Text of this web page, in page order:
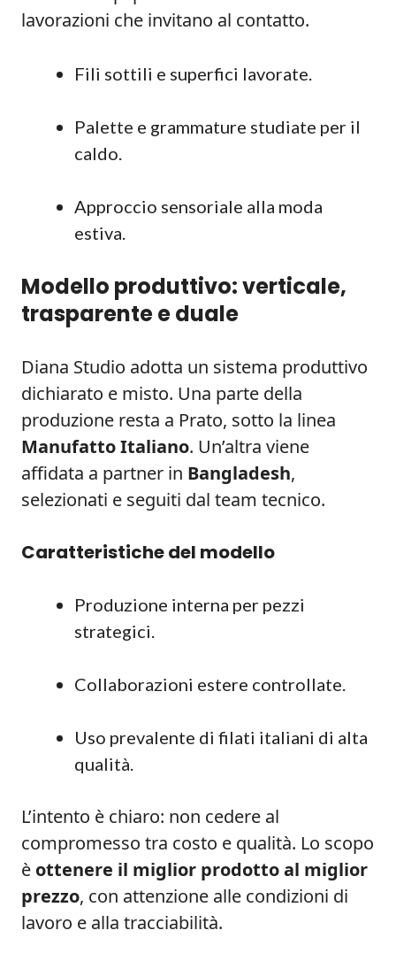
lavorazioni che invitano al contatto.
Fili sottili e superfici lavorate.
Palette e grammature studiate per il
caldo.
Approccio sensoriale alla moda
estiva.
Modello produttivo: verticale,
trasparente e duale
Diana Studio adotta un sistema produttivo
dichiarato e misto. Una parte della
produzione resta a Prato, sotto la linea
Manufatto Italiano. Un’altra viene
affidata a partner in Bangladesh,
selezionati e seguiti dal team tecnico.
Caratteristiche del modello
Produzione interna per pezzi
strategici.
Collaborazioni estere controllate.
Uso prevalente di filati italiani di alta
qualità.
L’intento è chiaro: non cedere al
compromesso tra costo e qualità. Lo scopo
è ottenere il miglior prodotto al miglior
prezzo, con attenzione alle condizioni di
lavoro e alla tracciabilità.